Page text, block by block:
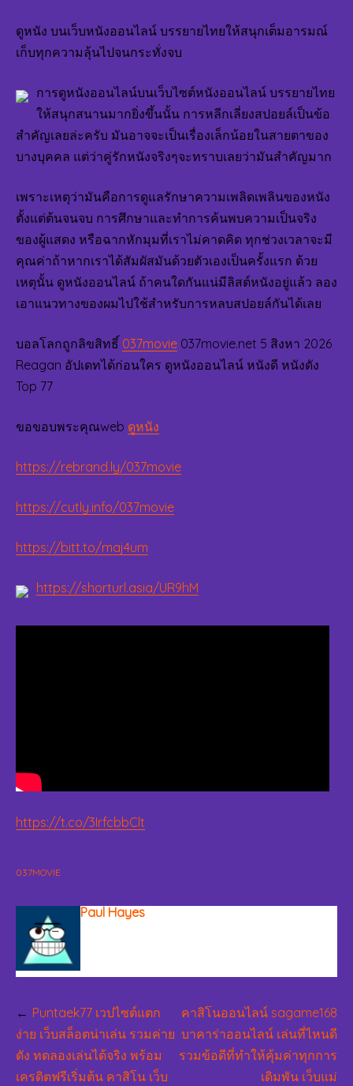
ดูหนัง บนเว็บหนังออนไลน์ บรรยายไทยให้สนุกเต็มอารมณ์
เก็บทุกความลุ้นไปจนกระทั่งจบ
การดูหนังออนไลน์บนเว็บไซต์หนังออนไลน์ บรรยายไทย
ให้สนุกสนานมากยิ่งขึ้นนั้น การหลีกเลี่ยงสปอยล์เป็นข้อ
สำคัญเลยล่ะครับ มันอาจจะเป็นเรื่องเล็กน้อยในสายตาของ
บางบุคคล แต่ว่าคู่รักหนังจริงๆจะทราบเลยว่ามันสำคัญมาก
เพราะเหตุว่ามันคือการดูแลรักษาความเพลิดเพลินของหนัง
ตั้งแต่ต้นจนจบ การศึกษาและทำการค้นพบความเป็นจริง
ของผู้แสดง หรือฉากหักมุมที่เราไม่คาดคิด ทุกช่วงเวลาจะมี
คุณค่าถ้าหากเราได้สัมผัสมันด้วยตัวเองเป็นครั้งแรก ด้วย
เหตุนั้น ดูหนังออนไลน์ ถ้าคนใดกันแน่มีลิสต์หนังอยู่แล้ว ลอง
เอาแนวทางของผมไปใช้สำหรับการหลบสปอยล์กันได้เลย
บอลโลกถูกลิขสิทธิ์ 037movie 037movie.net 5 สิงหา 2026
Reagan อัปเดทได้ก่อนใคร ดูหนังออนไลน์ หนังดี หนังดัง
Top 77
ขอขอบพระคุณweb ดูหนัง
https://rebrand.ly/037movie
https://cutly.info/037movie
https://bitt.to/maj4um
https://shorturl.asia/UR9hM
https://t.co/3IrfcbbClt
037MOVIE
Paul Hayes
แนะแนว
เรื่อง
Puntaek77 เวปไซต์แตก
ง่าย เว็บสล็อตน่าเล่น รวมค่าย
ดัง ทดลองเล่นได้จริง พร้อม
เครดิตฟรีเริ่มต้น คาสิโน เว็บ
คาสิโนออนไลน์ sagame168
บาคาร่าออนไลน์ เล่นที่ไหนดี
รวมข้อดีที่ทำให้คุ้มค่าทุกการ
เดิมพัน เว็บแม่